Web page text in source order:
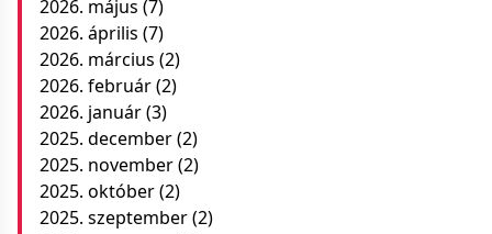
2026. május (7)
2026. április (7)
2026. március (2)
2026. február(2)
2026. január(3)
2025. december(2)
2025. november(2)
2025. október(2)
2025. szeptember(2)